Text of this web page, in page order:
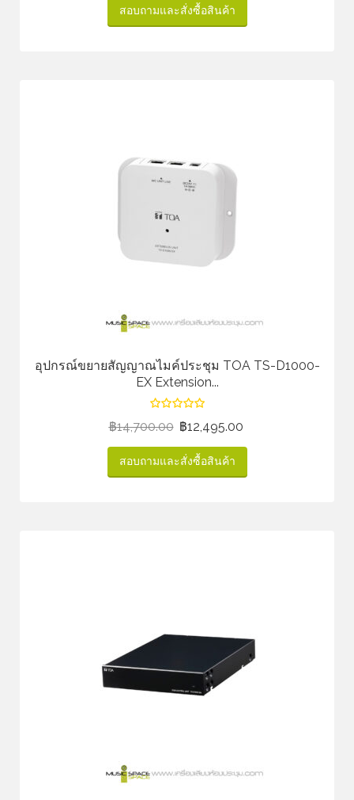
สอบถามและสั่งซื้อสินค้า
อุปกรณ์ขยายสัญญาณไมค์ประชุม TOA TS-D1000-
EX Extension...
฿14,700.00 ฿12,495.00
สอบถามและสั่งซื้อสินค้า